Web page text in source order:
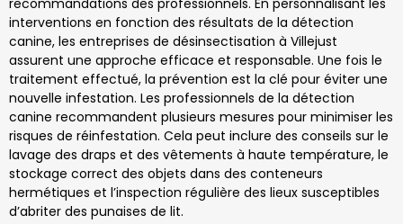
interventions en fonction des résultats de la détection
canine, les entreprises de désinsectisation à Villejust
assurent une approche efficace et responsable. Une fois le
traitement effectué, la prévention est la clé pour éviter une
nouvelle infestation. Les professionnels de la détection
canine recommandent plusieurs mesures pour minimiser les
risques de réinfestation. Cela peut inclure des conseils sur le
lavage des draps et des vêtements à haute température, le
stockage correct des objets dans des conteneurs
hermétiques et l’inspection régulière des lieux susceptibles
d’abriter des punaises de lit.